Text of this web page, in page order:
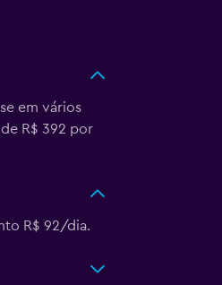
em vários
R$ 392 por
R$ 92/dia.